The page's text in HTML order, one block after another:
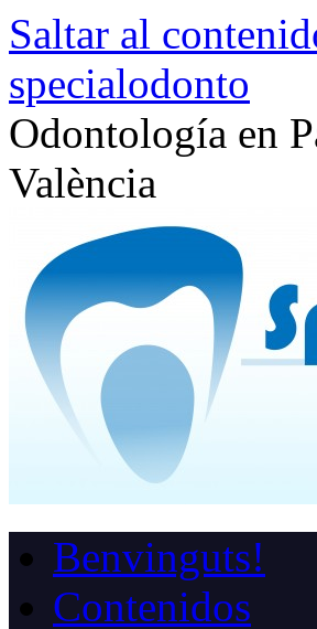
Saltar al
specialodonto
Odontología en
València
Benvinguts!
Contenidos